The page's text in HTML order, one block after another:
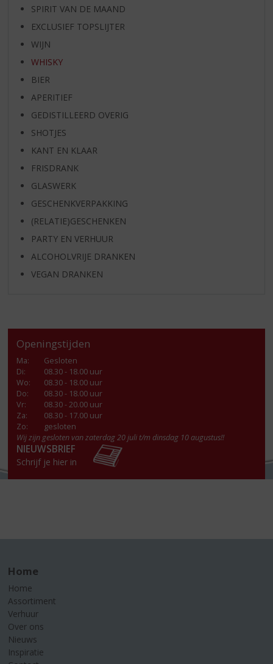
SPIRIT VAN DE MAAND
EXCLUSIEF TOPSLIJTER
WIJN
WHISKY
BIER
APERITIEF
GEDISTILLEERD OVERIG
SHOTJES
KANT EN KLAAR
FRISDRANK
GLASWERK
GESCHENKVERPAKKING
(RELATIE)GESCHENKEN
PARTY EN VERHUUR
ALCOHOLVRIJE DRANKEN
VEGAN DRANKEN
Openingstijden
Ma:
Gesloten
Di:
08.30 - 18.00 uur
Wo:
08.30 - 18.00 uur
Do:
08.30 - 18.00 uur
Vr:
08.30 - 20.00 uur
Za:
08.30 - 17.00 uur
Zo:
gesloten
Wij zijn gesloten van zaterdag 20 juli t/m dinsdag 10 augustus!!
NIEUWSBRIEF
Schrijf je hier in
Home
Home
Assortiment
Verhuur
Over ons
Nieuws
Inspiratie